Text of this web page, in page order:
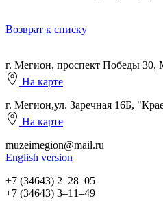
Возврат к списку
г. Мегион, проспект Победы
На карте
г. Мегион,ул. Заречная 16Б,
На карте
muzeimegion@mail.ru
English version
+7 (34643) 2‒28‒05
+7 (34643) 3‒11‒49